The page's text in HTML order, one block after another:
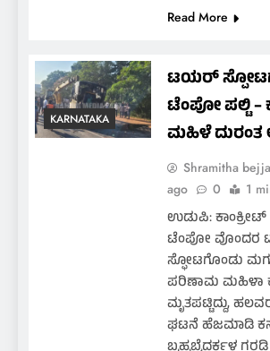
Read More
KARNATAKA
ಟಯರ್
ಟೆಂಪೋ ಪಲ್ಟಿ –
ಮಹಿಳೆ ದುರಂತ
Shramitha bejja
ago
0 1
ಉಡುಪಿ: ಕಾಂಕ್ರೀಟ್
ಟೆಂಪೋ
ಸ್ಫೋಟಗೊಂಡು
ಪರಿಣಾಮ ಮಹಿಳಾ
ಮೃತಪಟ್ಟಿದ್ದು,
ಘಟನೆ ಹೆಜಮಾಡಿ